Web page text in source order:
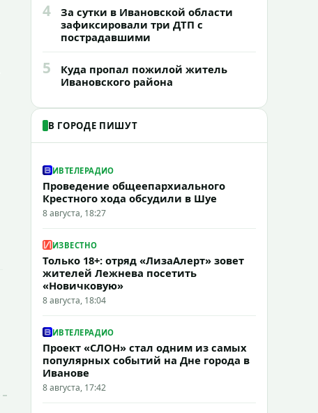
4
За сутки в Ивановской области
зафиксировали три ДТП с
пострадавшими
5
Куда пропал пожилой житель
Ивановского района
В ГОРОДЕ ПИШУТ
ИВТЕЛЕРАДИО
Проведение общеепархиального
Крестного хода обсудили в Шуе
8 августа, 18:27
ИЗВЕСТНО
Только 18+: отряд «ЛизаАлерт» зовет
жителей Лежнева посетить
«Новичковую»
8 августа, 18:04
ИВТЕЛЕРАДИО
Проект «СЛОН» стал одним из самых
популярных событий на Дне города в
Иванове
8 августа, 17:42